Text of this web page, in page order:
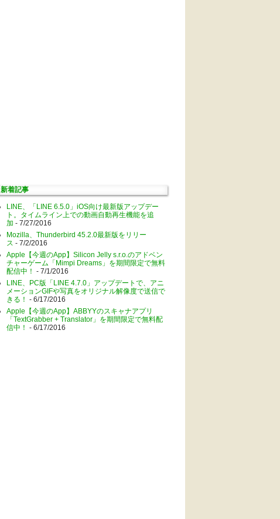
新着記事
LINE、「LINE 6.5.0」iOS向け最新版アップデー
ト。タイムライン上での動画自動再生機能を追
加 - 7/27/2016
Mozilla、Thunderbird 45.2.0最新版をリリー
ス - 7/2/2016
Apple【今週のApp】Silicon Jelly s.r.o.のアドベン
チャーゲーム「Mimpi Dreams」を期間限定で無料
配信中！ - 7/1/2016
LINE、PC版「LINE 4.7.0」アップデートで、アニ
メーションGIFや写真をオリジナル解像度で送信で
きる！ - 6/17/2016
Apple【今週のApp】ABBYYのスキャナアプリ
「TextGrabber + Translator」を期間限定で無料配
信中！ - 6/17/2016